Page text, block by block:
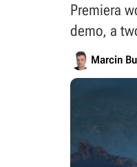
Premiera
demo, a
Marcin